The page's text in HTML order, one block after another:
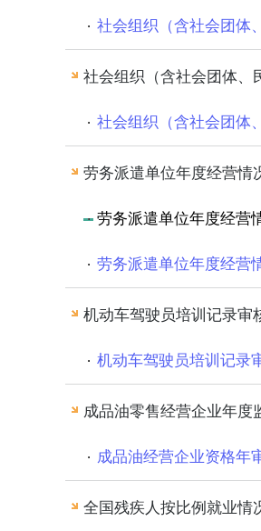
社会组织（含社会团体
社会组织（含社会团体、
社会组织（含社会团体
劳务派遣单位年度经营情
劳务派遣单位年度经营
劳务派遣单位年度经营
机动车驾驶员培训记录审
机动车驾驶员培训记录
成品油零售经营企业年度
成品油经营企业资格年
全国残疾人按比例就业情